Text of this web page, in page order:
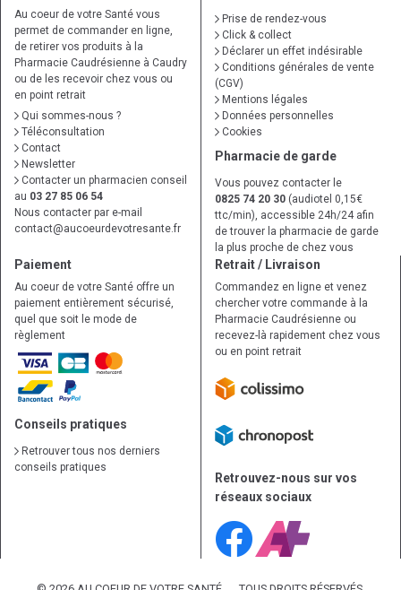
Au coeur de votre Santé vous
permet de commander en ligne,
de retirer vos produits à la
Pharmacie Caudrésienne à Caudry
ou de les recevoir chez vous ou
en point retrait
Qui sommes-nous ?
Téléconsultation
Contact
Newsletter
Contacter un pharmacien conseil
au 03 27 85 06 54
Nous contacter par e-mail
contact@aucoeurdevotresante.fr
Prise de rendez-vous
Click & collect
Déclarer un effet indésirable
Conditions générales de vente
(CGV)
Mentions légales
Données personnelles
Cookies
Pharmacie de garde
Vous pouvez contacter le
0825 74 20 30 (audiotel 0,15€
ttc/min), accessible 24h/24 afin
de trouver la pharmacie de garde
la plus proche de chez vous
Paiement
Au coeur de votre Santé offre un
paiement entièrement sécurisé,
quel que soit le mode de
règlement
Conseils pratiques
Retrouver tous nos derniers
conseils pratiques
Retrait / Livraison
Commandez en ligne et venez
chercher votre commande à la
Pharmacie Caudrésienne ou
recevez-là rapidement chez vous
ou en point retrait
Retrouvez-nous sur vos
réseaux sociaux